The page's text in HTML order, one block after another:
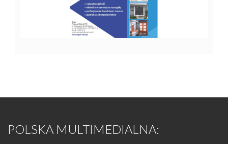
POLSKA MULTIMEDIALNA: